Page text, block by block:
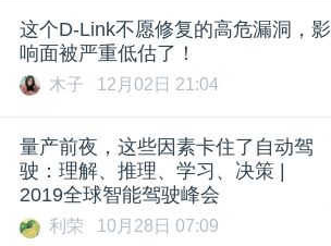
这个D-Link不愿修复的高危漏洞，影
响面被严重低估了！
木子 12月02日 21:04
量产前夜，这些因素卡住了自动驾
驶：理解、推理、学习、决策 |
2019全球智能驾驶峰会
利荣 10月28日 07:09